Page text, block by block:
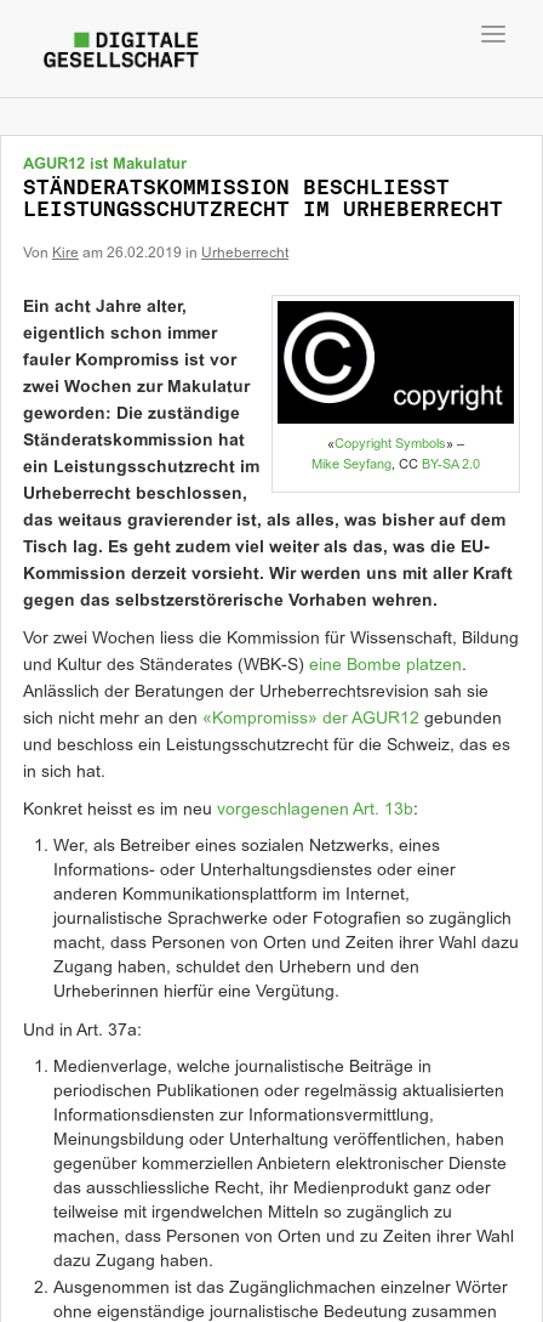
AGUR12 ist Makulatur
STÄNDERATSKOMMISSION BESCHLIESST
LEISTUNGSSCHUTZRECHT IM URHEBERRECHT
Von Kire am 26.02.2019 in Urheberrecht
«Copyright Symbols » –
Mike Seyfang , CC BY-SA 2.0
Ein acht Jahre alter,
eigentlich schon immer
fauler Kompromiss ist vor
zwei Wochen zur Makulatur
geworden: Die zuständige
Ständeratskommission hat
ein Leistungsschutzrecht im
Urheberrecht beschlossen,
das weitaus gravierender ist, als alles, was bisher auf dem
Tisch lag. Es geht zudem viel weiter als das, was die EU-
Kommission derzeit vorsieht. Wir werden uns mit aller Kraft
gegen das selbstzerstörerische Vorhaben wehren.
Vor zwei Wochen liess die Kommission für Wissenschaft, Bildung
und Kultur des Ständerates (WBK-S) eine Bombe platzen.
Anlässlich der Beratungen der Urheberrechtsrevision sah sie
sich nicht mehr an den «Kompromiss» der AGUR12 gebunden
und beschloss ein Leistungsschutzrecht für die Schweiz, das es
in sich hat.
Konkret heisst es im neu vorgeschlagenen Art. 13b:
Wer, als Betreiber eines sozialen Netzwerks, eines
Informations- oder Unterhaltungsdienstes oder einer
anderen Kommunikationsplattform im Internet,
journalistische Sprachwerke oder Fotografien so zugänglich
macht, dass Personen von Orten und Zeiten ihrer Wahl dazu
Zugang haben, schuldet den Urhebern und den
Urheberinnen hierfür eine Vergütung.
Und in Art. 37a:
Medienverlage, welche journalistische Beiträge in
periodischen Publikationen oder regelmässig aktualisierten
Informationsdiensten zur Informationsvermittlung,
Meinungsbildung oder Unterhaltung veröffentlichen, haben
gegenüber kommerziellen Anbietern elektronischer Dienste
das ausschliessliche Recht, ihr Medienprodukt ganz oder
teilweise mit irgendwelchen Mitteln so zugänglich zu
machen, dass Personen von Orten und zu Zeiten ihrer Wahl
dazu Zugang haben.
Ausgenommen ist das Zugänglichmachen einzelner Wörter
ohne eigenständige journalistische Bedeutung zusammen